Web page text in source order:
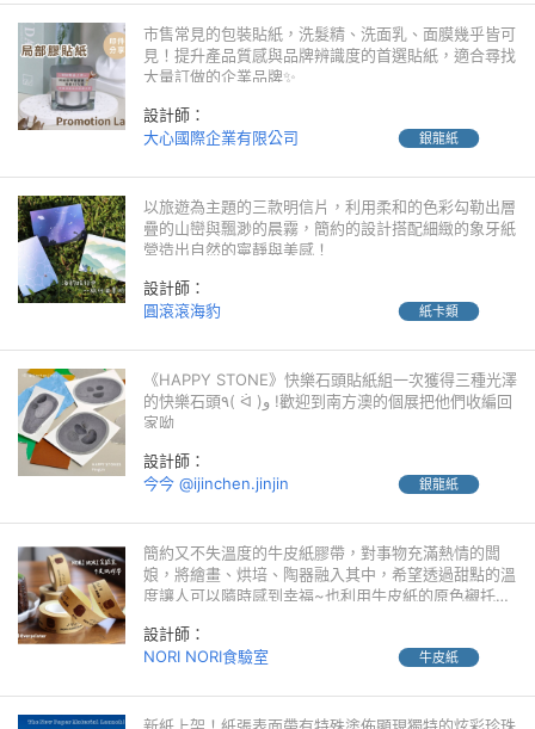
市售常見的包裝貼紙，洗髮精、洗面乳、面膜幾乎皆可
見！提升產品質感與品牌辨識度的首選貼紙，適合尋找
大量訂做的企業品牌✨
設計師：
大心國際企業有限公司
銀龍紙
以旅遊為主題的三款明信片，利用柔和的色彩勾勒出層
疊的山巒與飄渺的晨霧，簡約的設計搭配細緻的象牙紙
營造出自然的寧靜與美感！
設計師：
圓滾滾海豹
紙卡類
《HAPPY STONE》快樂石頭貼紙組一次獲得三種光澤
的快樂石頭٩( ᐛ )و !歡迎到南方澳的個展把他們收編回
家呦
設計師：
今今 @ijinchen.jinjin
銀龍紙
簡約又不失溫度的牛皮紙膠帶，對事物充滿熱情的闆
娘，將繪畫、烘培、陶器融入其中，希望透過甜點的溫
度讓人可以隨時感到幸福~也利用牛皮紙的原色襯托出
設計師：
NORI NORI食驗室
牛皮紙